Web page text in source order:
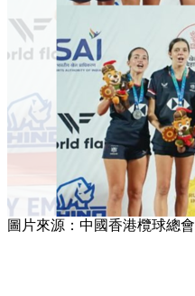
圖片來源：中國香港欖球總會